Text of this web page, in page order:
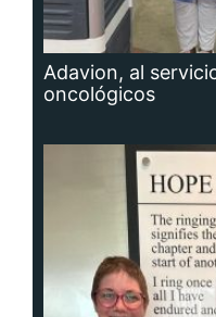
Adavion, al
oncológicos